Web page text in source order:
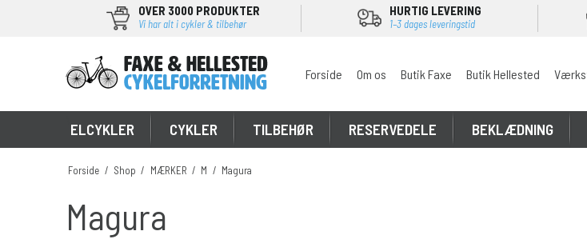
OVER 3000 PRODUKTER
Vi har alt i cykler & tilbehør
HURTIG LEVERING
1–3 dages leveringstid
Forside Om os Butik Faxe Butik Hellested
ELCYKLER CYKLER TILBEHØR RESERVEDELE BEKLÆDNING
Forside / Shop / MÆRKER / M / Magura
Magura